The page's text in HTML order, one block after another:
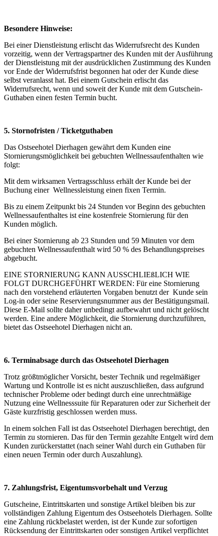
Besondere Hinweise:
Bei einer Dienstleistung erlischt das Widerrufsrecht des Kunden
vorzeitig, wenn der Vertragspartner des Kunden mit der Ausführung
der Dienstleistung mit der ausdrücklichen Zustimmung des Kunden
vor Ende der Widerrufsfrist begonnen hat oder der Kunde diese
selbst veranlasst hat. Bei einem Gutschein erlischt das
Widerrufsrecht, wenn und soweit der Kunde mit dem Gutschein-
Guthaben einen festen Termin bucht.
5. Stornofristen / Ticketguthaben
Das Ostseehotel Dierhagen gewährt dem Kunden eine
Stornierungsmöglichkeit bei gebuchten Wellnessaufenthalten wie
folgt:
Mit dem wirksamen Vertragsschluss erhält der Kunde bei der
Buchung einer Wellnessleistung einen fixen Termin.
Bis zu einem Zeitpunkt bis 24 Stunden vor Beginn des gebuchten
Wellnessaufenthaltes ist eine kostenfreie Stornierung für den
Kunden möglich.
Bei einer Stornierung ab 23 Stunden und 59 Minuten vor dem
gebuchten Wellnessaufenthalt wird 50 % des Behandlungspreises
abgebucht.
EINE STORNIERUNG KANN AUSSCHLIEßLICH WIE
FOLGT DURCHGEFÜHRT WERDEN: Für eine Stornierung
nach den vorstehend erläuterten Vorgaben benutzt der Kunde sein
Log-in oder seine Reservierungsnummer aus der Bestätigungsmail.
Diese E-Mail sollte daher unbedingt aufbewahrt und nicht gelöscht
werden. Eine andere Möglichkeit, die Stornierung durchzuführen,
bietet das Ostseehotel Dierhagen nicht an.
6. Terminabsage durch das Ostseehotel Dierhagen
Trotz größtmöglicher Vorsicht, bester Technik und regelmäßiger
Wartung und Kontrolle ist es nicht auszuschließen, dass aufgrund
technischer Probleme oder bedingt durch eine unrechtmäßige
Nutzung eine Wellnesssuite für Reparaturen oder zur Sicherheit der
Gäste kurzfristig geschlossen werden muss.
In einem solchen Fall ist das Ostseehotel Dierhagen berechtigt, den
Termin zu stornieren. Das für den Termin gezahlte Entgelt wird dem
Kunden zurückerstattet (nach seiner Wahl durch ein Guthaben für
einen neuen Termin oder durch Auszahlung).
7. Zahlungsfrist, Eigentumsvorbehalt und Verzug
Gutscheine, Eintrittskarten und sonstige Artikel bleiben bis zur
vollständigen Zahlung Eigentum des Ostseehotels Dierhagen. Sollte
eine Zahlung rückbelastet werden, ist der Kunde zur sofortigen
Rücksendung der Eintrittskarten oder sonstigen Artikel verpflichtet